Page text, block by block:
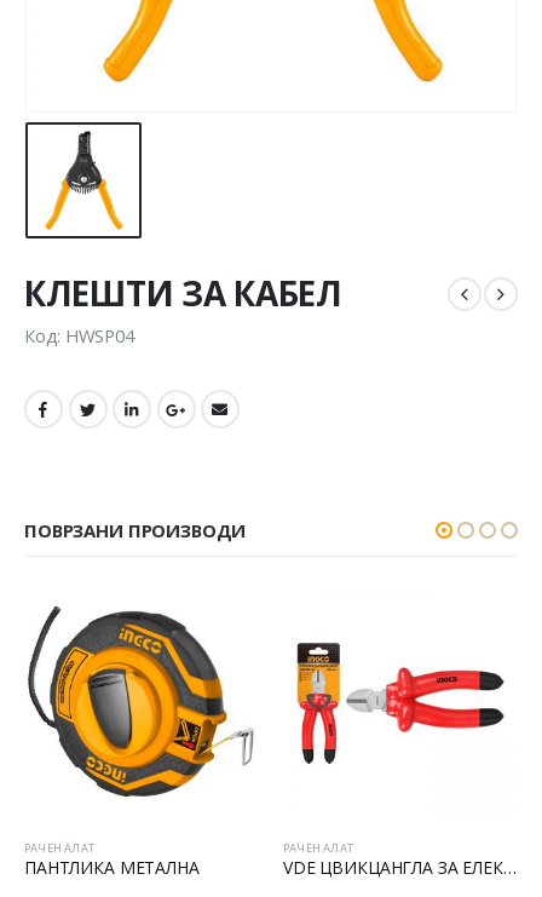
КЛЕШТИ ЗА КАБЕЛ
Код: HWSP04
ПОВРЗАНИ ПРОИЗВОДИ
РАЧЕН АЛАТ
ПАНТЛИКА МЕТАЛНА
РАЧЕН АЛАТ
VDE ЦВИКЦАНГЛА ЗА ЕЛЕКТРИЧАРИ